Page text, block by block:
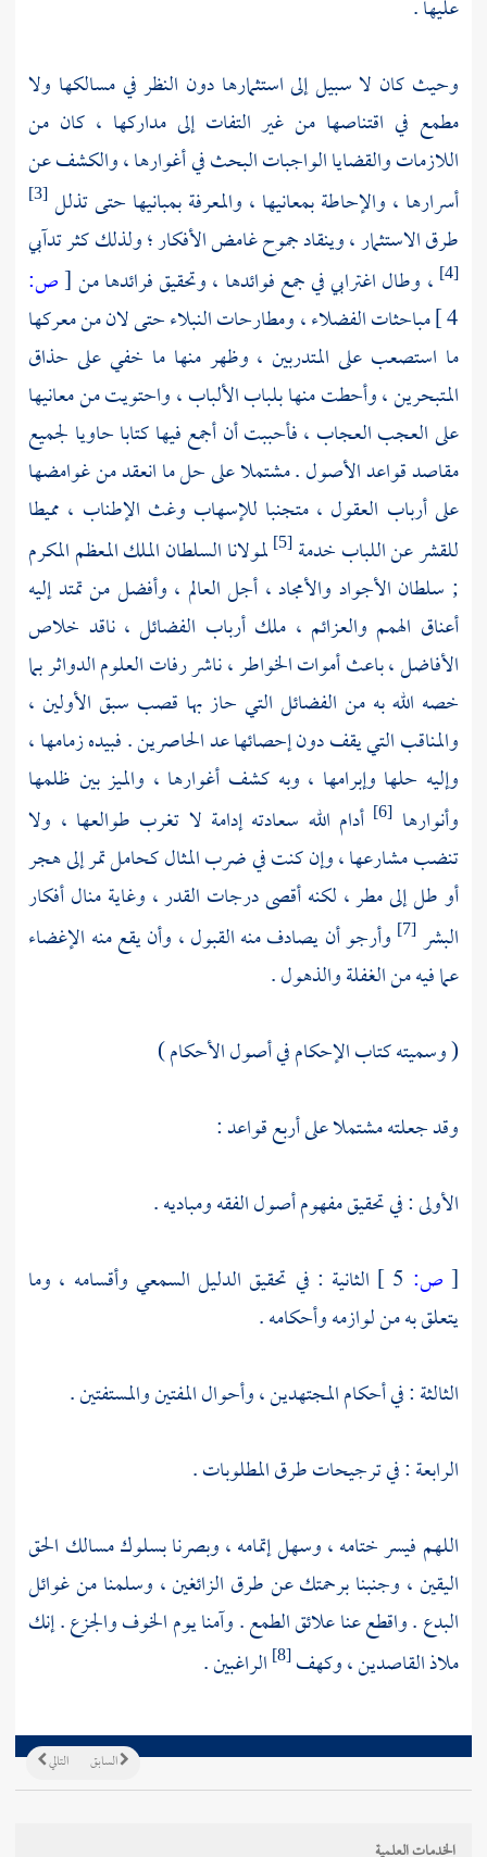
عليها .
وحيث كان لا سبيل إلى استثمارها دون النظر في مسالكها ولا
مطمع في اقتناصها من غير التفات إلى مداركها ، كان من
اللازمات والقضايا الواجبات البحث في أغوارها ، والكشف عن
أسرارها ، والإحاطة بمعانيها ، والمعرفة بمبانيها حتى تذلل [3]
طرق الاستثمار ، وينقاد جموح غامض الأفكار ؛ ولذلك كثر تدآبي
[4] ، وطال اغترابي في جمع فوائدها ، وتحقيق فرائدها من[ص:
4 ] مباحثات الفضلاء ، ومطارحات النبلاء حتى لان من معركها
ما استصعب على المتدربين ، وظهر منها ما خفي على حذاق
المتبحرين ، وأحطت منها بلباب الألباب ، واحتويت من معانيها
على العجب العجاب ، فأحببت أن أجمع فيها كتابا حاويا لجميع
مقاصد قواعد الأصول . مشتملا على حل ما انعقد من غوامضها
على أرباب العقول ، متجنبا للإسهاب وغث الإطناب ، مميطا
للقشر عن اللباب خدمة [5]
لمولانا السلطان الملك المعظم المكرم
; سلطان الأجواد والأمجاد ، أجل العالم ، وأفضل من تمتد إليه
أعناق الهمم والعزائم ، ملك أرباب الفضائل ، ناقد خلاص
الأفاضل ، باعث أموات الخواطر ، ناشر رفات العلوم الدواثر بما
خصه الله به من الفضائل التي حاز بها قصب سبق الأولين ،
والمناقب التي يقف دون إحصائها عد الحاصرين . فبيده زمامها ،
وإليه حلها وإبرامها ، وبه كشف أغوارها ، والميز بين ظلمها
وأنوارها [6]
أدام الله سعادته إدامة لا تغرب طوالعها ، ولا
تنضب مشارعها ، وإن كنت في ضرب المثال كحامل تمر إلى هجر
أو طل إلى مطر ، لكنه أقصى درجات القدر ، وغاية منال أفكار
البشر [7]
وأرجو أن يصادف منه القبول ، وأن يقع منه الإغضاء
عما فيه من الغفلة والذهول .
( وسميته كتاب الإحكام في أصول الأحكام )
وقد جعلته مشتملا على أربع قواعد :
الأولى : في تحقيق مفهوم أصول الفقه ومباديه .
[ ص:
الثانية : في تحقيق الدليل السمعي وأقسامه ، وما
يتعلق به من لوازمه وأحكامه .
الثالثة : في أحكام المجتهدين ، وأحوال المفتين والمستفتين .
الرابعة : في ترجيحات طرق المطلوبات .
اللهم فيسر ختامه ، وسهل إتمامه ، وبصرنا بسلوك مسالك الحق
اليقين ، وجنبنا برحمتك عن طرق الزائغين ، وسلمنا من غوائل
البدع . واقطع عنا علائق الطمع . وآمنا يوم الخوف والجزع . إنك
ملاذ القاصدين ، وكهف[8] الراغبين .
التالي السابق